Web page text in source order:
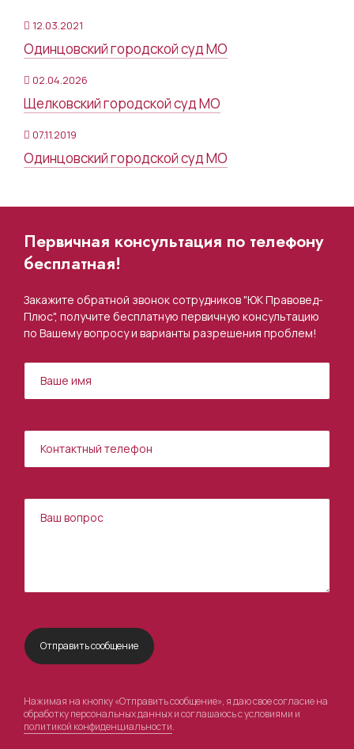
12.03.2021
Одинцовский городской суд МО
02.04.2026
Щелковский городской суд МО
07.11.2019
Одинцовский городской суд МО
Первичная консультация по телефону
бесплатная!
Закажите обратной звонок сотрудников "ЮК Правовед-
Плюс", получите бесплатную первичную консультацию
по Вашему вопросу и варианты разрешения проблем!
Нажимая на кнопку «Отправить сообщение», я даю свое согласие на
обработку персональных данных и соглашаюсь с условиями и
политикой конфиденциальности.